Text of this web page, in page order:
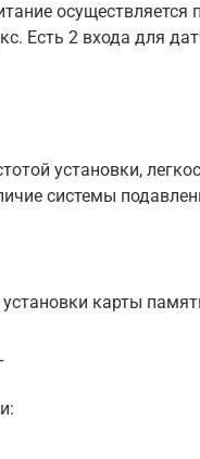
осуществляется
Есть 2 входа для
установки,
системы
карты